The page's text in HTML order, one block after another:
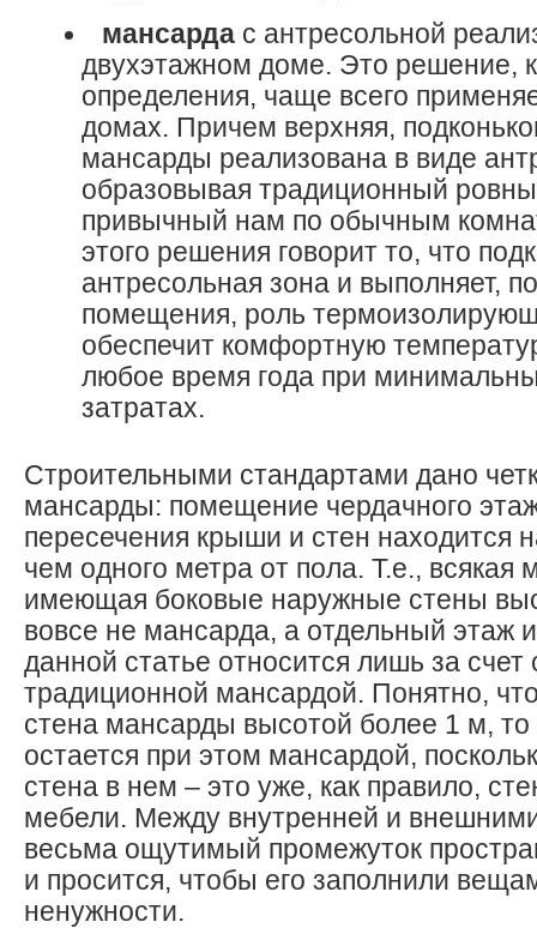
мансардас антресольной
двухэтажном доме. Это решение,
определения, чаще всего
домах. Причем верхняя,
мансарды реализована в виде
образовывая традиционный
привычный нам по обычным
этого решения говорит то, что
антресольная зона и выполняет,
помещения, роль
обеспечит комфортную
любое время года при
затратах.
Строительными стандартами дано
мансарды: помещение чердачного
пересечения крыши и стен находится
чем одного метра от пола. Т.е., всякая
имеющая боковые наружные стены
вовсе не мансарда, а отдельный этаж
данной статье относится лишь за счет
традиционной мансардой. Понятно,
стена мансарды высотой более 1 м,
остается при этом мансардой,
стена в нем – это уже, как правило,
мебели. Между внутренней и
весьма ощутимый промежуток
и просится, чтобы его заполнили
ненужности.